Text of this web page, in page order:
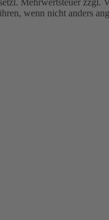
wenn nicht anders